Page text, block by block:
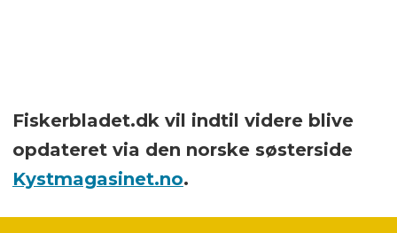
Fiskerbladet.dk vil indtil videre blive
opdateret via den norske søsterside
Kystmagasinet.no.